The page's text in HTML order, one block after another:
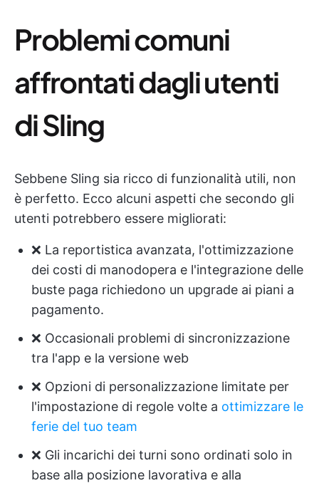
Problemi comuni
affrontati dagli utenti
di Sling
Sebbene Sling sia ricco di funzionalità utili, non
è perfetto. Ecco alcuni aspetti che secondo gli
utenti potrebbero essere migliorati:
❌ La reportistica avanzata, l'ottimizzazione
dei costi di manodopera e l'integrazione delle
buste paga richiedono un upgrade ai piani a
pagamento.
❌ Occasionali problemi di sincronizzazione
tra l'app e la versione web
❌ Opzioni di personalizzazione limitate per
l'impostazione di regole volte a ottimizzare le
ferie del tuo team
❌ Gli incarichi dei turni sono ordinati solo in
base alla posizione lavorativa e alla